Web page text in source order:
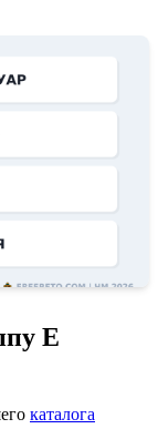
E
каталога